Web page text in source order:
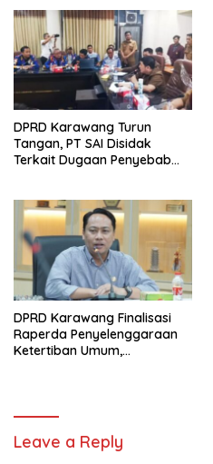
Dunia Usaha
DPRD Karawang Turun
Tangan, PT SAI Disidak
Terkait Dugaan Penyebab
DPRD Karawang Finalisasi
Raperda Penyelenggaraan
Ketertiban Umum,
Leave a Reply